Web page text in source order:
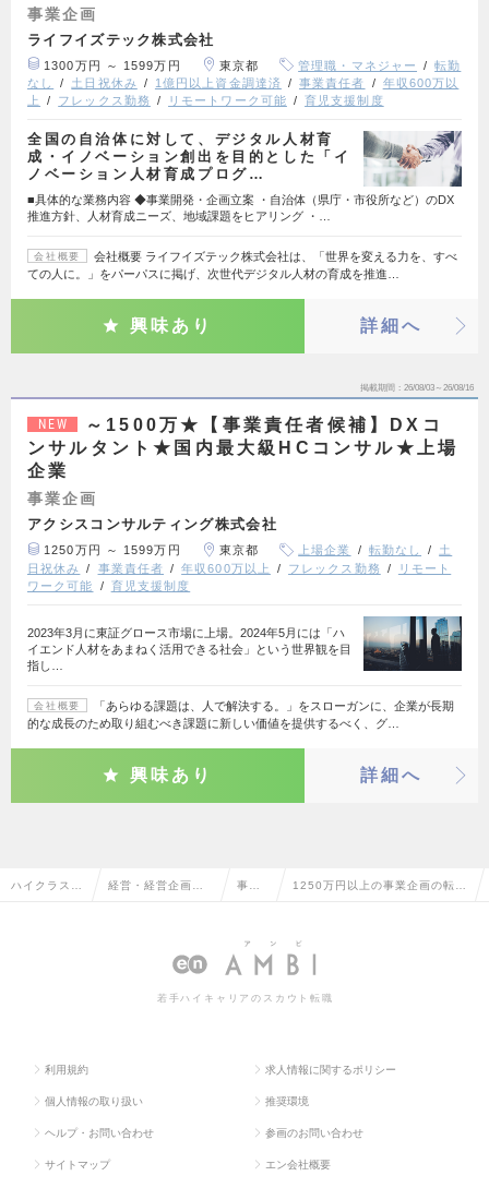
事業企画
ライフイズテック株式会社
1300万円 ～ 1599万円 東京都 管理職・マネジャー
転勤
なし
土日祝休み 1億円以上資金調達済 事業責任者
年収600万以
上
フレックス勤務 リモートワーク可能 育児支援制度
全国の自治体に対して、デジタル人材育
成・イノベーション創出を目的とした「イ
ノベーション人材育成プログ…
■具体的な業務内容 ◆事業開発・企画立案 ・自治体（県庁・市役所など）のDX
推進方針、人材育成ニーズ、地域課題をヒアリング ・…
会社概要
会社概要 ライフイズテック株式会社は、「世界を変える力を、すべ
ての人に。」をパーパスに掲げ、次世代デジタル人材の育成を推進…
興味あり 詳細へ
掲載期間 26/08/03～26/08/16
NEW
～1500万★【事業責任者候補】DXコ
ンサルタント★国内最大級HCコンサル★上場
企業
事業企画
アクシスコンサルティング株式会社
1250万円 ～ 1599万円 東京都 上場企業 転勤なし
土
日祝休み
事業責任者 年収600万以上 フレックス勤務
リモート
ワーク可能
育児支援制度
2023年3月に東証グロース市場に上場。2024年5月には「ハ
イエンド人材をあまねく活用できる社会」という世界観を目
指し…
会社概要
「あらゆる課題は、人で解決する。」をスローガンに、企業が長期
的な成長のため取り組むべき課題に新しい価値を提供するべく、グ…
興味あり 詳細へ
ハイクラス求 経営・経営企画・ 事業 1250万円以上の事業企画の転
若手ハイキャリアのスカウト転職
利用規約 求人情報に関するポリシー
個人情報の取り扱い 推奨環境
ヘルプ・お問い合わせ 参画のお問い合わせ
サイトマップ エン会社概要